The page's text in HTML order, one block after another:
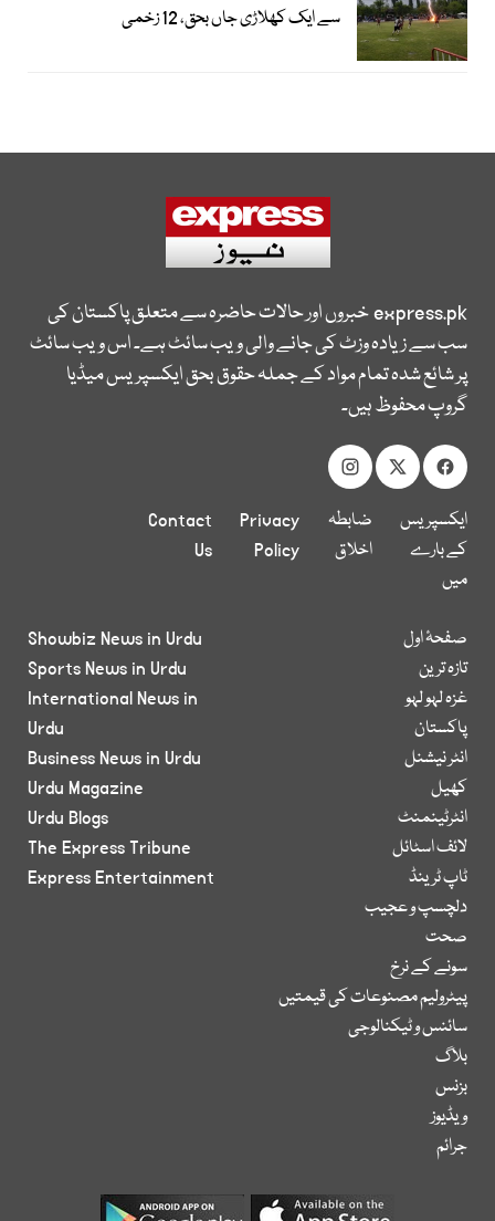
سے ایک کھلاڑی جاں بحق، 12 زخمی
express.pkخبروں اور حالات حاضرہ سے متعلق پاکستان کی
سب سے زیادہ وزٹ کی جانے والی ویب سائٹ ہے۔ اس ویب سائٹ
پر شائع شدہ تمام مواد کے جملہ حقوق بحق ایکسپریس میڈیا
گروپ محفوظ ہیں۔
ایکسپریس
کے بارے
میں
ضابطہ
اخلاق
Privacy
Policy
Contact
Us
صفحۂ اول
تازہ ترین
غزہ لہو لہو
پاکستان
انٹر نیشنل
کھیل
انٹرٹینمنٹ
لائف اسٹائل
ٹاپ ٹرینڈ
دلچسپ و عجیب
صحت
سونے کے نرخ
پیٹرولیم مصنوعات کی قیمتیں
سائنس و ٹیکنالوجی
بلاگ
بزنس
ویڈیوز
جرائم
Showbiz News in Urdu
Sports News in Urdu
International News in
Urdu
Business News in Urdu
Urdu Magazine
Urdu Blogs
The Express Tribune
Express Entertainment